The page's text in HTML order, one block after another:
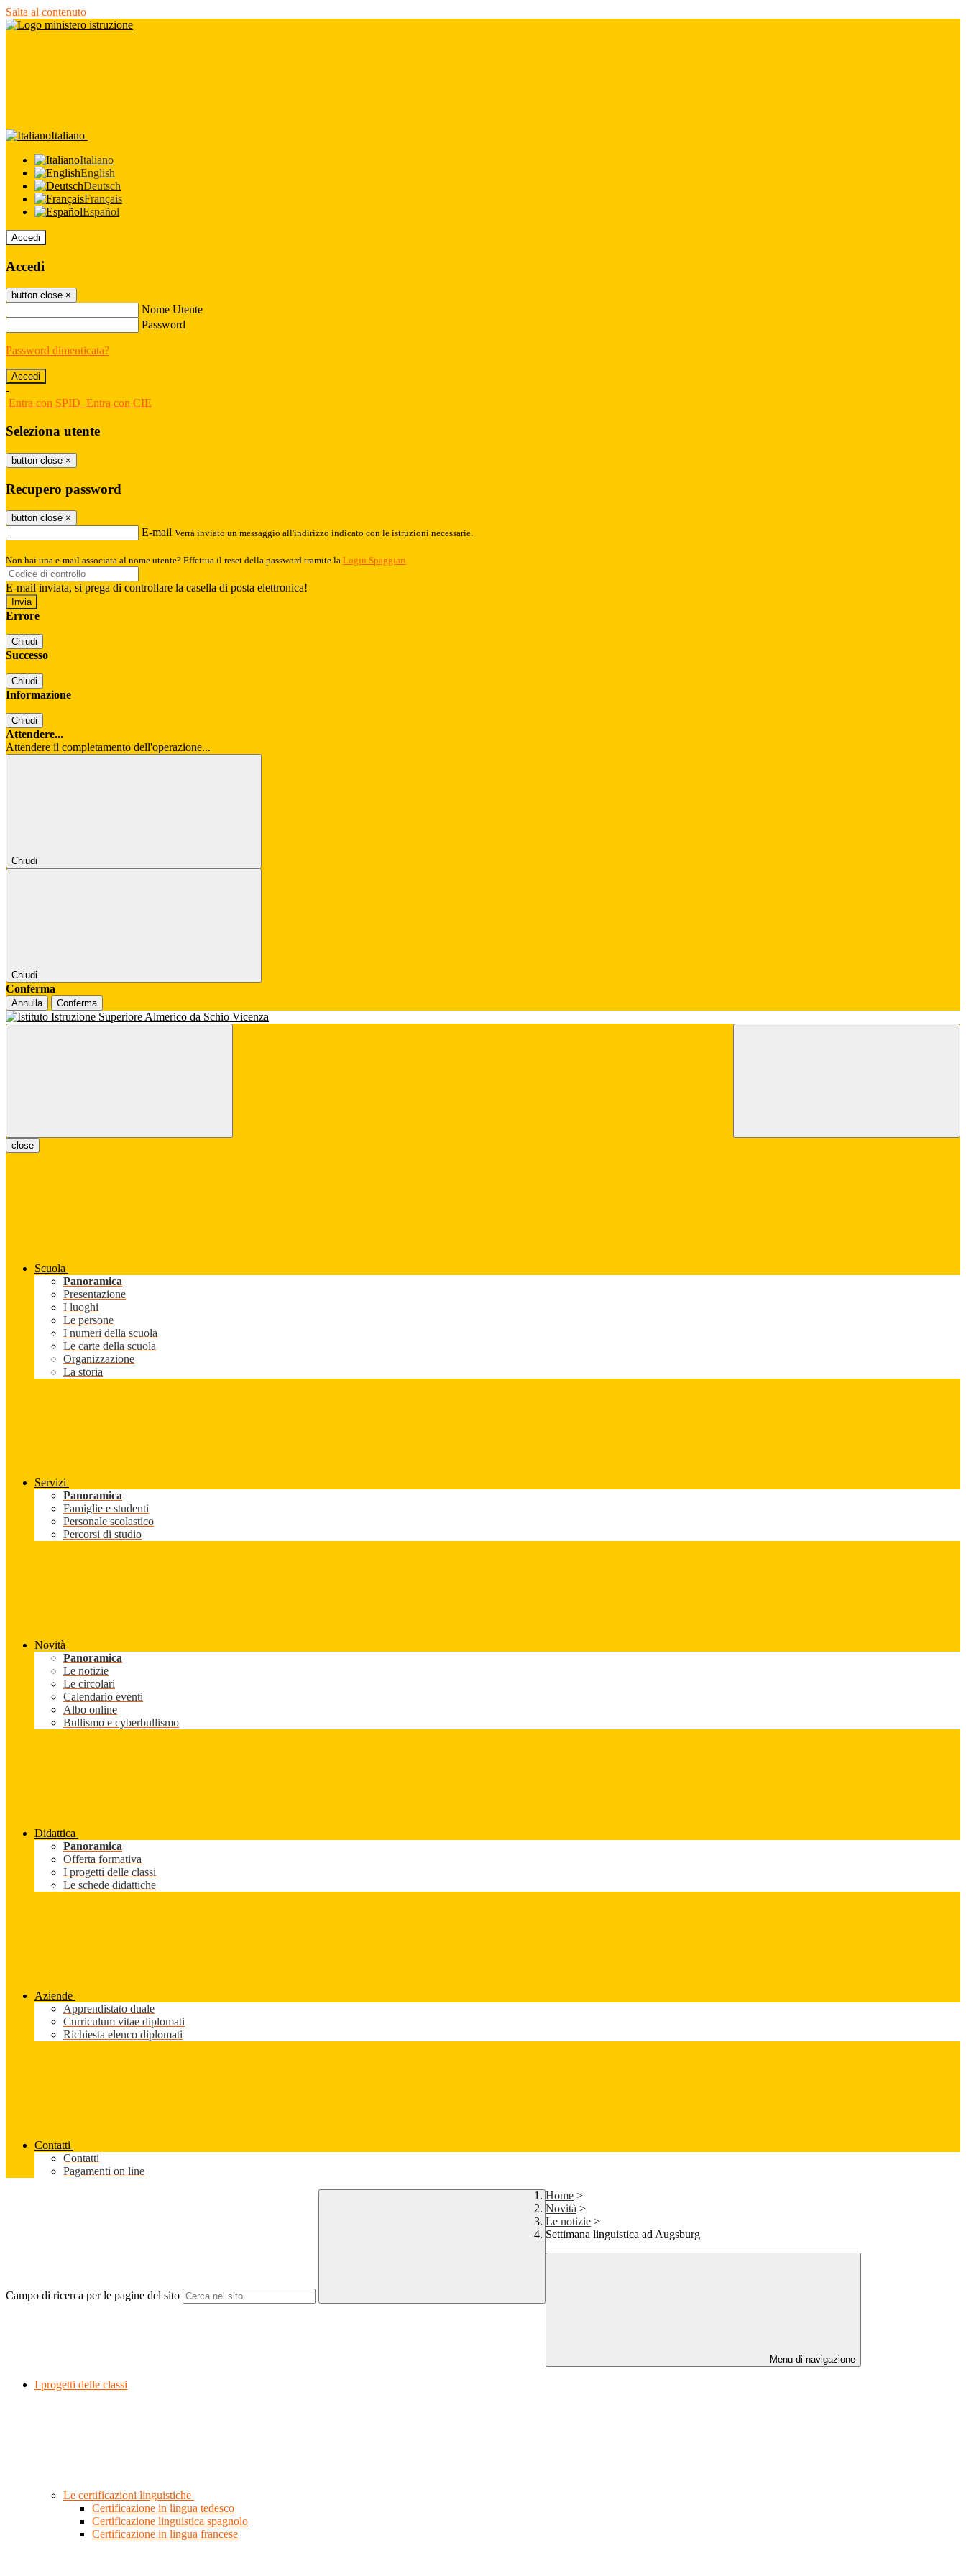
Salta al contenuto
Italiano
Italiano
English
Deutsch
Français
Español
Accedi
Accedi
button close ×
Nome Utente
Password
Password dimenticata?
-
Entra con SPID Entra con CIE
Seleziona utente
button close ×
Recupero password
button close ×
E-mail Verrà inviato un messaggio all'indirizzo indicato con le istruzioni necessarie.
Non hai una e-mail associata al nome utente? Effettua il reset della password tramite la Login Spaggiari
E-mail inviata, si prega di controllare la casella di posta elettronica!
Errore
Chiudi
Successo
Chiudi
Informazione
Chiudi
Attendere...
Attendere il completamento dell'operazione...
Chiudi
Chiudi
Conferma
Annulla Conferma
close
Scuola
Panoramica
Presentazione
I luoghi
Le persone
I numeri della scuola
Le carte della scuola
Organizzazione
La storia
Servizi
Panoramica
Famiglie e studenti
Personale scolastico
Percorsi di studio
Novità
Panoramica
Le notizie
Le circolari
Calendario eventi
Albo online
Bullismo e cyberbullismo
Didattica
Panoramica
Offerta formativa
I progetti delle classi
Le schede didattiche
Aziende
Apprendistato duale
Curriculum vitae diplomati
Richiesta elenco diplomati
Contatti
Contatti
Pagamenti on line
Campo di ricerca per le pagine del sito
Home >
Novità >
Le notizie >
Settimana linguistica ad Augsburg
Menu di navigazione
I progetti delle classi
Le certificazioni linguistiche
Certificazione in lingua tedesco
Certificazione linguistica spagnolo
Certificazione in lingua francese